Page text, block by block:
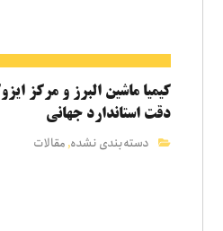
کیمیا ماشین البرز و مرکز
دقت استاندارد جهانی
دسته‌بندی نشده,مقالات